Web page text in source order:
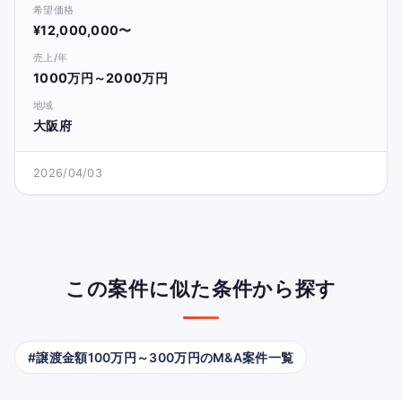
希望価格
¥12,000,000〜
売上/年
1000万円～2000万円
地域
大阪府
2026/04/03
この案件に似た条件から探す
#譲渡金額100万円～300万円のM&A案件一覧